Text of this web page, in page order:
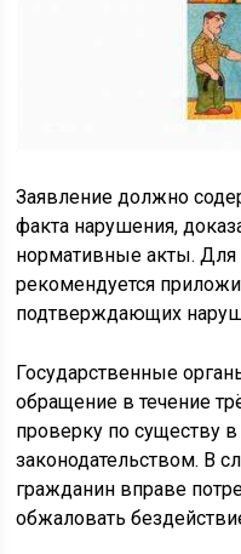
Заявление должно
факта нарушения,
нормативные акты. Для
рекомендуется
подтверждающих
Государственные
обращение в течение
проверку по существу
законодательством. В
гражданин вправе
обжаловать